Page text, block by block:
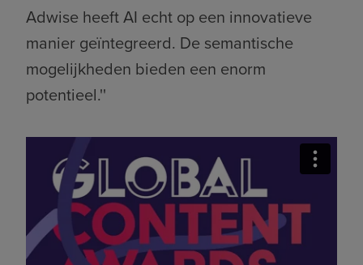
Adwise heeft AI echt op een innovatieve
manier geïntegreerd. De semantische
mogelijkheden bieden een enorm
potentieel.''